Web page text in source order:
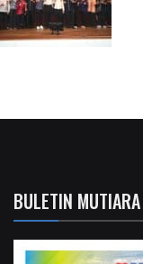
BULETIN